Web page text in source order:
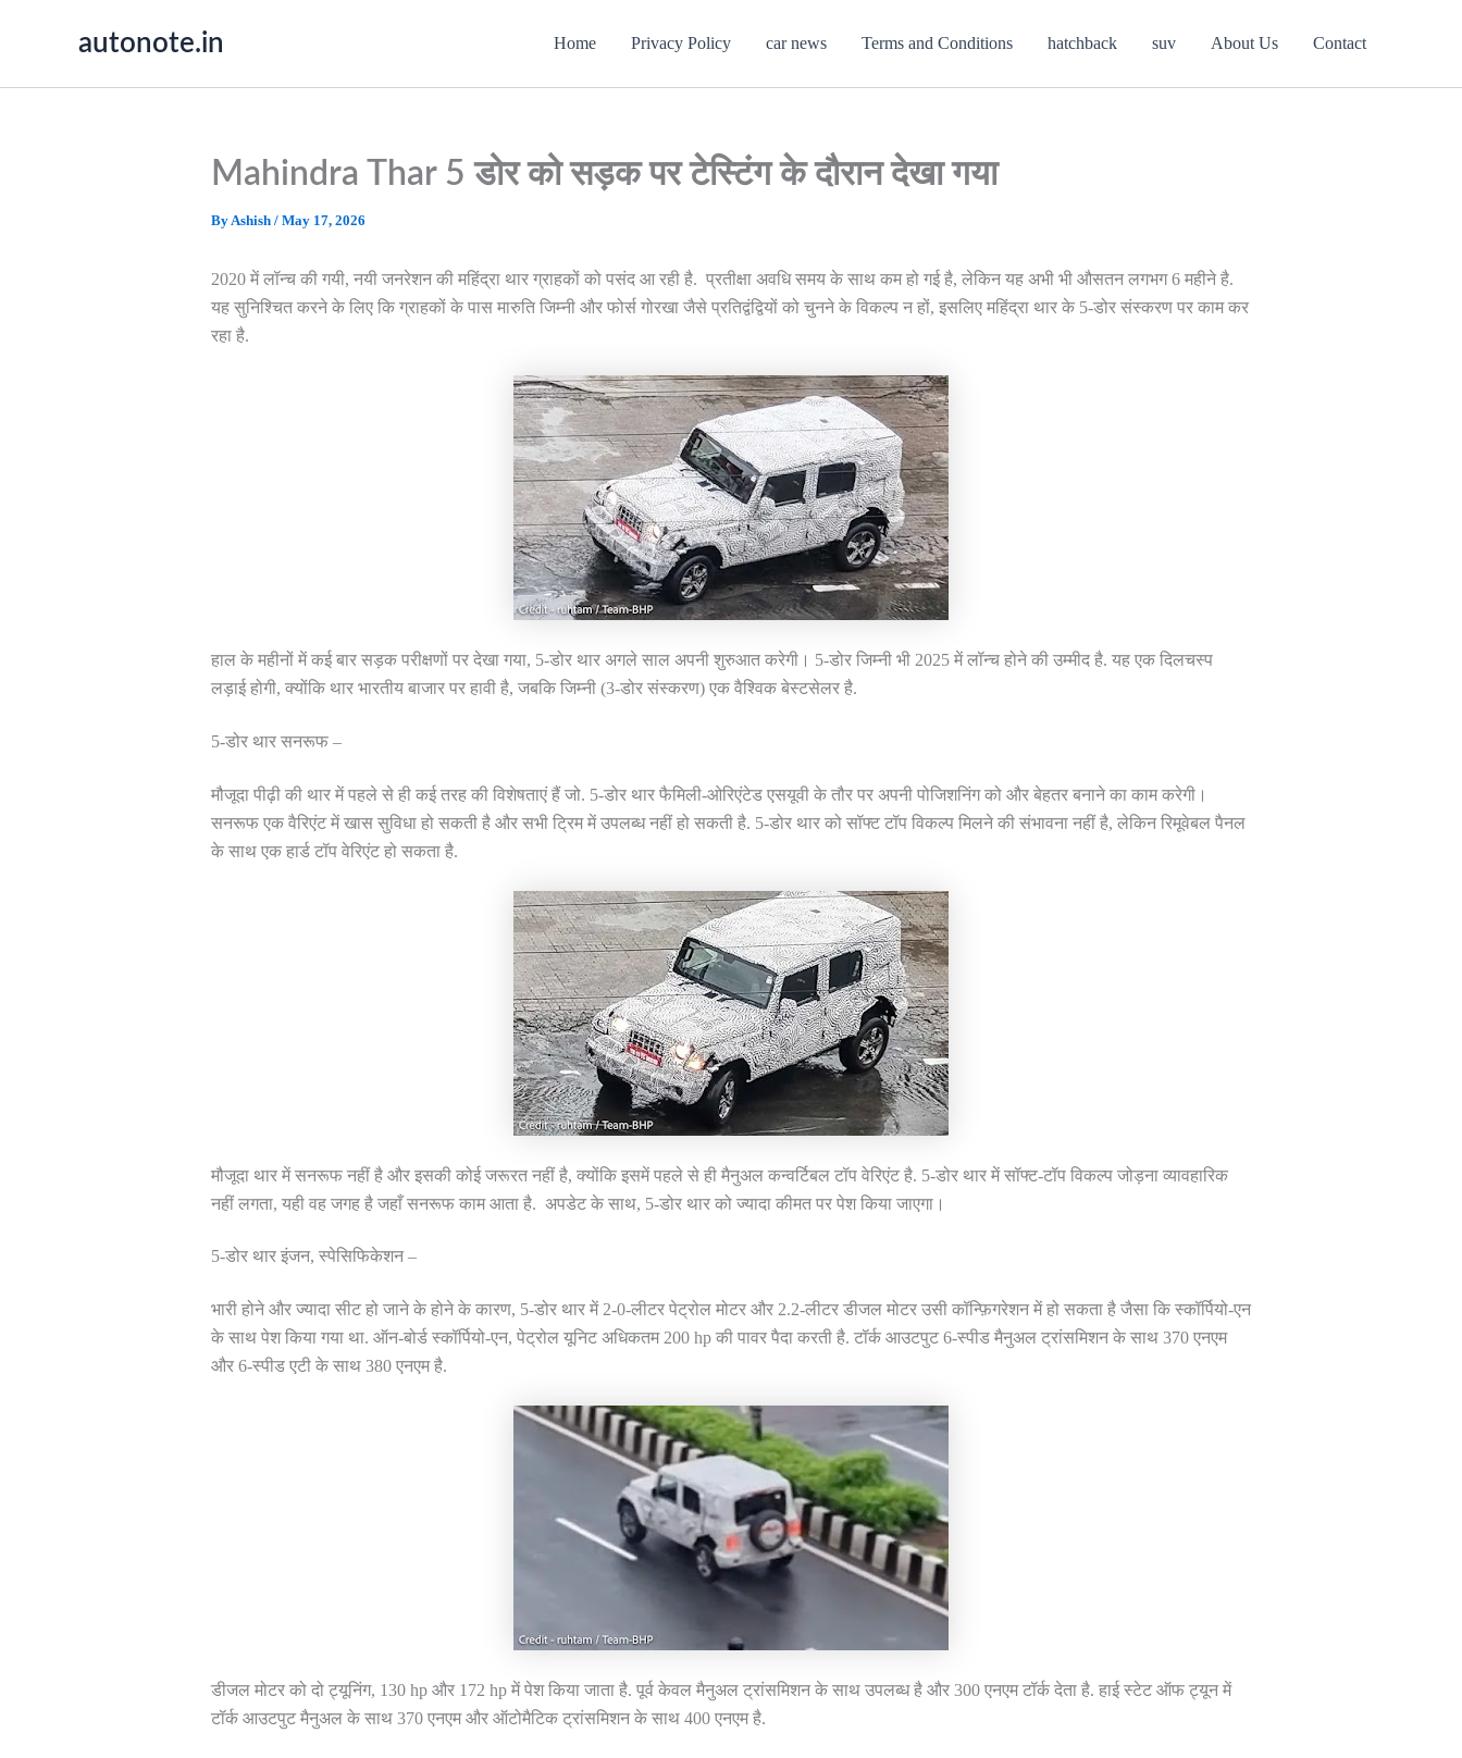
autonote.in Home Privacy Policy car news Terms and Conditions hatchback suv About Us Contact
Mahindra Thar 5 डोर को सड़क पर टेस्टिंग के दौरान देखा गया
ByAshish / May 17, 2026
2020 में लॉन्च की गयी, नयी जनरेशन की महिंद्रा थार ग्राहकों को पसंद आ रही है. प्रतीक्षा अवधि समय के साथ कम हो गई है, लेकिन यह अभी भी औसतन लगभग 6 महीने है.
यह सुनिश्चित करने के लिए कि ग्राहकों के पास मारुति जिम्नी और फोर्स गोरखा जैसे प्रतिद्वंद्वियों को चुनने के विकल्प न हों, इसलिए महिंद्रा थार के 5-डोर संस्करण पर काम कर
रहा है.
हाल के महीनों में कई बार सड़क परीक्षणों पर देखा गया, 5-डोर थार अगले साल अपनी शुरुआत करेगी। 5-डोर जिम्नी भी 2025 में लॉन्च होने की उम्मीद है. यह एक दिलचस्प
लड़ाई होगी, क्योंकि थार भारतीय बाजार पर हावी है, जबकि जिम्नी (3-डोर संस्करण) एक वैश्विक बेस्टसेलर है.
5-डोर थार सनरूफ –
मौजूदा पीढ़ी की थार में पहले से ही कई तरह की विशेषताएं हैं जो. 5-डोर थार फैमिली-ओरिएंटेड एसयूवी के तौर पर अपनी पोजिशनिंग को और बेहतर बनाने का काम करेगी।
सनरूफ एक वैरिएंट में खास सुविधा हो सकती है और सभी ट्रिम में उपलब्ध नहीं हो सकती है. 5-डोर थार को सॉफ्ट टॉप विकल्प मिलने की संभावना नहीं है, लेकिन रिमूवेबल पैनल
के साथ एक हार्ड टॉप वेरिएंट हो सकता है.
मौजूदा थार में सनरूफ नहीं है और इसकी कोई जरूरत नहीं है, क्योंकि इसमें पहले से ही मैनुअल कन्वर्टिबल टॉप वेरिएंट है. 5-डोर थार में सॉफ्ट-टॉप विकल्प जोड़ना व्यावहारिक
नहीं लगता, यही वह जगह है जहाँ सनरूफ काम आता है. अपडेट के साथ, 5-डोर थार को ज्यादा कीमत पर पेश किया जाएगा।
5-डोर थार इंजन, स्पेसिफिकेशन –
भारी होने और ज्यादा सीट हो जाने के होने के कारण, 5-डोर थार में 2-0-लीटर पेट्रोल मोटर और 2.2-लीटर डीजल मोटर उसी कॉन्फ़िगरेशन में हो सकता है जैसा कि स्कॉर्पियो-एन
के साथ पेश किया गया था. ऑन-बोर्ड स्कॉर्पियो-एन, पेट्रोल यूनिट अधिकतम 200 hp की पावर पैदा करती है. टॉर्क आउटपुट 6-स्पीड मैनुअल ट्रांसमिशन के साथ 370 एनएम
और 6-स्पीड एटी के साथ 380 एनएम है.
डीजल मोटर को दो ट्यूनिंग, 130 hp और 172 hp में पेश किया जाता है. पूर्व केवल मैनुअल ट्रांसमिशन के साथ उपलब्ध है और 300 एनएम टॉर्क देता है. हाई स्टेट ऑफ ट्यून में
टॉर्क आउटपुट मैनुअल के साथ 370 एनएम और ऑटोमैटिक ट्रांसमिशन के साथ 400 एनएम है.